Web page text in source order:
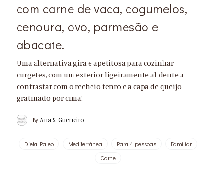
com carne de vaca, cogumelos,
cenoura, ovo, parmesão e
abacate.
Uma alternativa gira e apetitosa para cozinhar
curgetes, com um exterior ligeiramente al-dente a
contrastar com o recheio tenro e a capa de queijo
gratinado por cima!
By Ana S. Guerreiro
Dieta Paleo Mediterrânea Para 4 pessoas
Familiar
Carne